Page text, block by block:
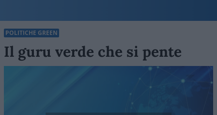
POLITICHE GREEN
Il guru verde che si pente